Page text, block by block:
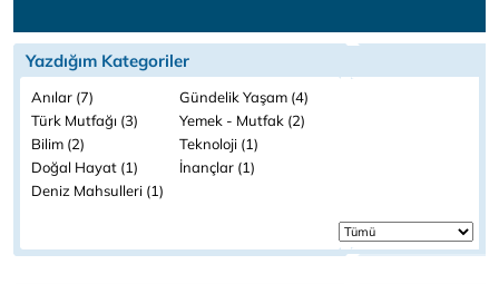
Yazdığım Kategoriler
Anılar (7)
Gündelik Yaşam (4)
Türk Mutfağı (3)
Yemek - Mutfak (2)
Bilim (2)
Teknoloji (1)
Doğal Hayat (1)
İnançlar (1)
Deniz Mahsulleri (1)